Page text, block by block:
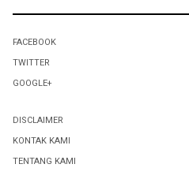
FACEBOOK
TWITTER
GOOGLE+
DISCLAIMER
KONTAK KAMI
TENTANG KAMI